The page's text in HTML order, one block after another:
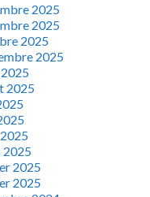
2025
2025
2025
2025
2025
2025
2025
2025